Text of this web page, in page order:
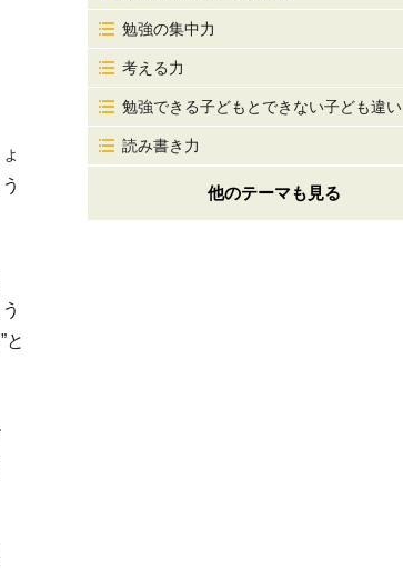
と
勉強の集中力
考える力
勉強できる子どもとできない子ども違い
読み書き力
他のテーマも見る